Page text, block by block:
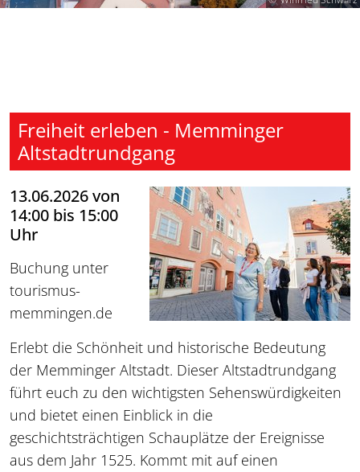
Freiheit erleben - Memminger
Altstadtrundgang
13.06.2026 von
14:00 bis 15:00
Uhr
Buchung unter
tourismus-
memmingen.de
Erlebt die Schönheit und historische Bedeutung
der Memminger Altstadt. Dieser Altstadtrundgang
führt euch zu den wichtigsten Sehenswürdigkeiten
und bietet einen Einblick in die
geschichtsträchtigen Schauplätze der Ereignisse
aus dem Jahr 1525. Kommt mit auf einen